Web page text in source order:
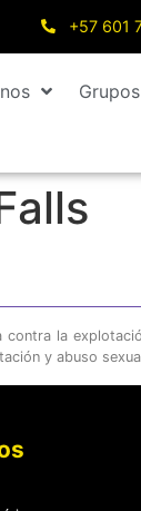
+57 601
Grupos
la
y abuso